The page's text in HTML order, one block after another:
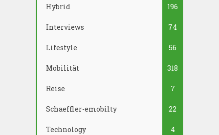
Hybrid 196
Interviews 74
Lifestyle 56
Mobilität 318
Reise 7
Schaeffler-emobilty 22
Technology 4